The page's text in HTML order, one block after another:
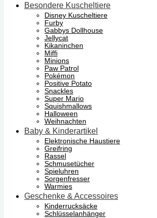
Besondere Kuscheltiere
Disney Kuscheltiere
Furby
Gabbys Dollhouse
Jellycat
Kikaninchen
Miffi
Minions
Paw Patrol
Pokémon
Positive Potato
Snackles
Super Mario
Squishmallows
Halloween
Weihnachten
Baby & Kinderartikel
Elektronische Haustiere
Greifring
Rassel
Schmusetücher
Spieluhren
Sorgenfresser
Warmies
Geschenke & Accessoires
Kinderrucksäcke
Schlüsselanhänger